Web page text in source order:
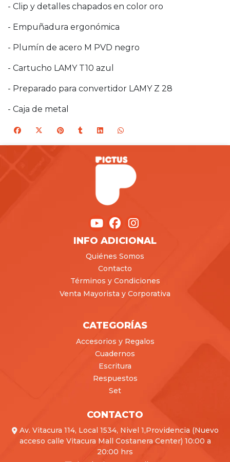
- Clip y detalles chapados en color oro
- Empuñadura ergonómica
- Plumín de acero M PVD negro
- Cartucho LAMY T10 azul
- Preparado para convertidor LAMY Z 28
- Caja de metal
INFO ADICIONAL
Quiénes Somos
Contacto
Términos y Condiciones
Venta Mayorista y Corporativa
CATEGORÍAS
Accesorios y Regalos
Cuadernos
Escritura
Respuestos
Set
CONTACTO
Av. Vitacura 114, Local 1534, Nivel 1,Providencia (Nuevo
acceso calle Vitacura Mall Costanera Center) 10:00 a
20:00 hrs